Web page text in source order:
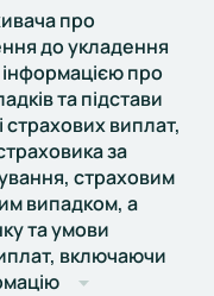
про
до укладення
про
та підстави
страхових виплат,
за
страховим
випадком, а
та умови
включаючи